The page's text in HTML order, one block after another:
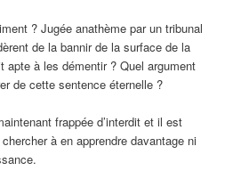
? Jugée anathème par un tribunal
de la bannir de la surface de la
apte à les démentir ? Quel argument
de cette sentence éternelle ?
frappée d’interdit et il est
à en apprendre davantage ni